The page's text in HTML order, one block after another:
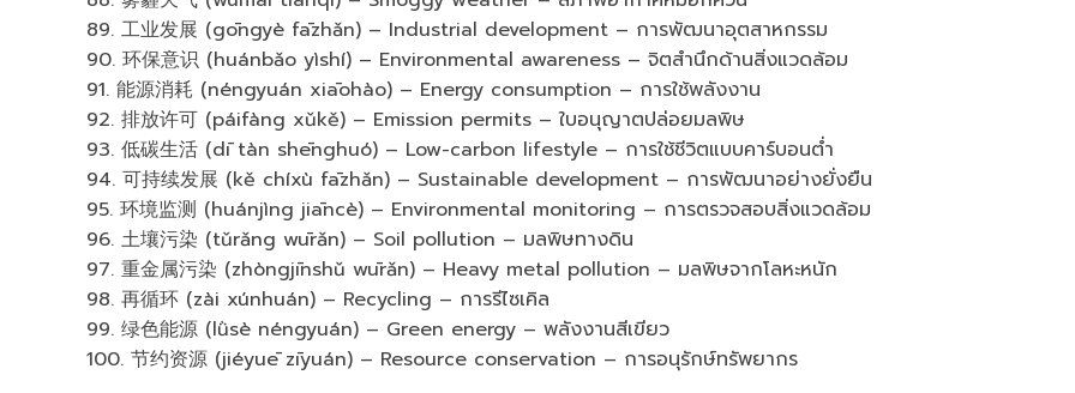
89. 工业发展 (gōngyè fāzhǎn) – Industrial development – การพัฒนาอุตสาหกรรม
90. 环保意识 (huánbǎo yìshí) – Environmental awareness – จิตสำนึกด้านสิ่งแวดล้อม
91. 能源消耗 (néngyuán xiāohào) – Energy consumption – การใช้พลังงาน
92. 排放许可 (páifàng xǔkě) – Emission permits – ใบอนุญาตปล่อยมลพิษ
93. 低碳生活 (dī tàn shēnghuó) – Low-carbon lifestyle – การใช้ชีวิตแบบคาร์บอนต่ำ
94. 可持续发展 (kě chíxù fāzhǎn) – Sustainable development – การพัฒนาอย่างยั่งยืน
95. 环境监测 (huánjìng jiāncè) – Environmental monitoring – การตรวจสอบสิ่งแวดล้อม
96. 土壤污染 (tǔrǎng wūrǎn) – Soil pollution – มลพิษทางดิน
97. 重金属污染 (zhòngjīnshǔ wūrǎn) – Heavy metal pollution – มลพิษจากโลหะหนัก
98. 再循环 (zài xúnhuán) – Recycling – การรีไซเคิล
99. 绿色能源 (lǜsè néngyuán) – Green energy – พลังงานสีเขียว
100. 节约资源 (jiéyuē zīyuán) – Resource conservation – การอนุรักษ์ทรัพยากร